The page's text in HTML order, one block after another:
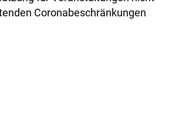
Coronabeschränkungen